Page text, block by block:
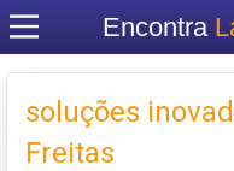
Encontra
soluções
Freitas